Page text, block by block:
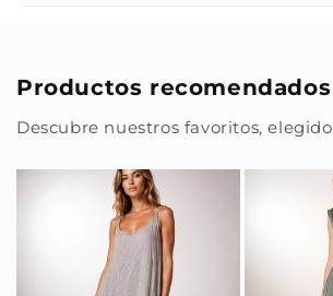
Productos recomendados
Descubre nuestros favoritos,